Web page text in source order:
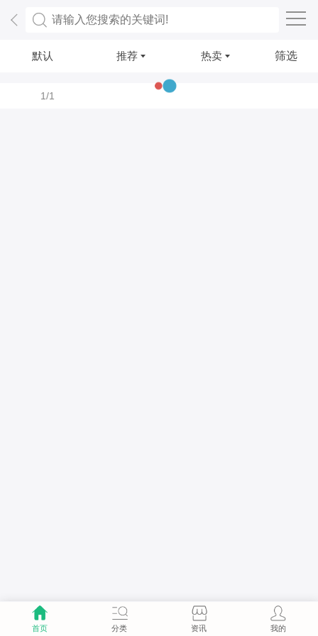
默认 推荐 热卖 筛选
1/1
首页 分类 资讯 我的